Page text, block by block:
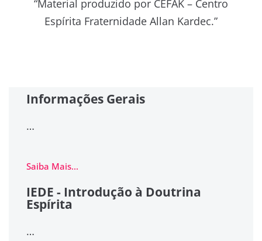
“Material produzido por CEFAK – Centro
Espírita Fraternidade Allan Kardec.”
Informações Gerais
…
Saiba Mais...
IEDE - Introdução à Doutrina
Espírita
…